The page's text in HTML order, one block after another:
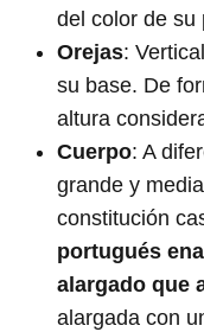
del color de su
Orejas:
su base. De
altura
Cuerpo: A
grande y
constitución
portugués
alargado que
alargada con